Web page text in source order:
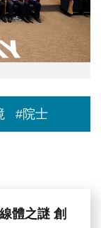
#院士
體之謎 創